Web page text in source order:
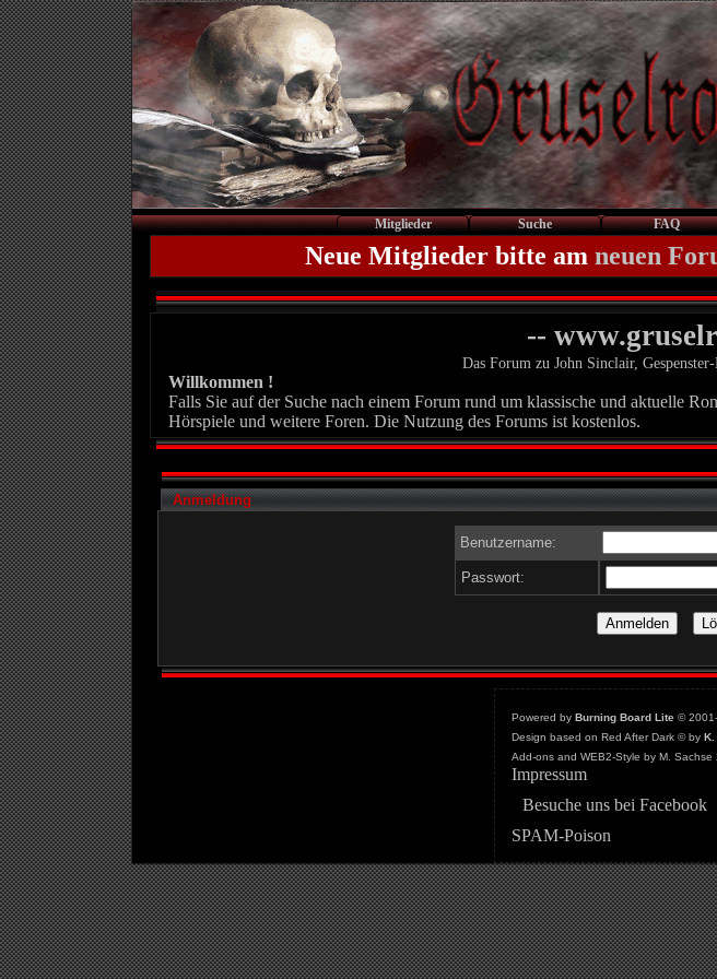
Mitglieder Suche FAQ
Neue Mitglieder bitte am neuen
--
Das Forum zu John Sinclair,
Willkommen !
Falls Sie auf der Suche nach einem Forum rund um klassische und aktuelle
Hörspiele und weitere Foren. Die Nutzung des Forums ist kostenlos.
Anmeldung
Benutzername:
Passwort:
Powered by Burning Board Lite©
Design based on Red After Dark © by K.
Add-ons and WEB2-Style by M. Sachse
Impressum
Besuche uns bei Facebook
SPAM-Poison